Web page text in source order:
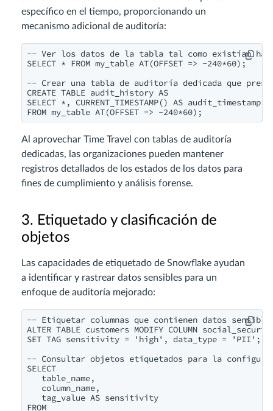
específico en el tiempo, proporcionando un
mecanismo adicional de auditoría:
-- Ver los datos de la tabla tal como existían
SELECT * FROM my_table AT(OFFSET => -240*60);
-- Crear una tabla de auditoría dedicada que
CREATE TABLE audit_history AS
SELECT *, CURRENT_TIMESTAMP() AS audit_timestamp
Al aprovechar Time Travel con tablas de auditoría
dedicadas, las organizaciones pueden mantener
registros detallados de los estados de los datos para
fines de cumplimiento y análisis forense.
3. Etiquetado y clasificación de
objetos
Las capacidades de etiquetado de Snowflake ayudan
a identificar y rastrear datos sensibles para un
enfoque de auditoría mejorado:
-- Etiquetar columnas que contienen datos
ALTER TABLE customers MODIFY COLUMN
SET TAG sensitivity = 'high', data_type = 'PII';
-- Consultar objetos etiquetados para la
SELECT
   table_name,
   column_name,
   tag_value AS sensitivity
FROM